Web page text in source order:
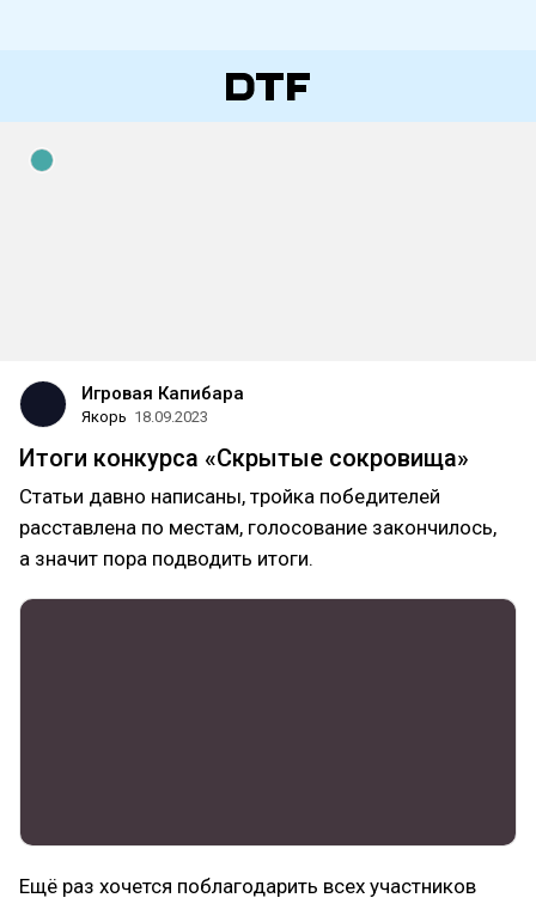
Игровая Капибара
Якорь 18.09.2023
Итоги конкурса «Скрытые сокровища»
Статьи давно написаны, тройка победителей
расставлена по местам, голосование закончилось,
а значит пора подводить итоги.
Ещё раз хочется поблагодарить всех участников